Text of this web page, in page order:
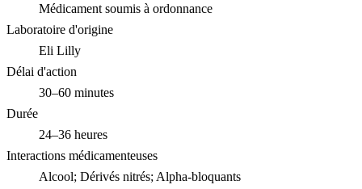
Médicament soumis à ordonnance
Laboratoire d'origine
Eli Lilly
Délai d'action
30–60 minutes
Durée
24–36 heures
Interactions médicamenteuses
Alcool; Dérivés nitrés; Alpha-bloquants